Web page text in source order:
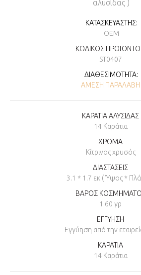
αλυσίδας )
ΚΑΤΑΣΚΕΥΑΣΤΉΣ:
OEM
ΚΩΔΙΚΌΣ
ST0407
ΔΙΑΘΕΣΙΜΌΤΗΤΑ:
ΆΜΕΣΗ ΠΑΡΑΛΑΒΉ
ΚΑΡΑΤΙΑ ΑΛΥΣΙΔΑΣ
14 Καράτια
ΧΡΩΜΑ
Κίτρινος χρυσός
ΔΙΑΣΤΑΣΕΙΣ
3.1 * 1.7 εκ ( Ύψος *
ΒΑΡΟΣ
1.60 γρ
ΕΓΓΥΗΣΗ
Εγγύηση από την
ΚΑΡΑΤΙΑ
14 Καράτια